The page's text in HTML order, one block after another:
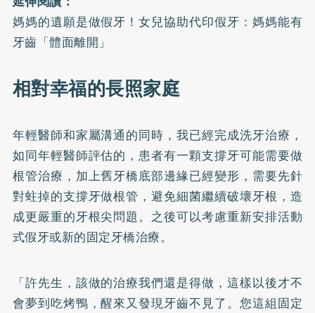
媽媽的遺願是做假牙！女兒協助代印假牙：媽媽能有
牙齒「體面離開」
相對幸福的長照家庭
年輕醫師和家屬溝通的同時，我已經完成洗牙治療，
如同年輕醫師評估的，患者有一顆支撐牙可能需要做
根管治療，加上舊牙橋底部邊緣已經變形，需要先針
對蛀掉的支撐牙做根管，避免細菌繼續破壞牙根，造
成更嚴重的牙根尖問題。之後可以考慮重新安排活動
式假牙或新的固定牙橋治療。
「許先生，該做的治療我們還是得做，這樣以後才不
會夢到吃烤鴨，醒來又發現牙齒不見了。您這組固定